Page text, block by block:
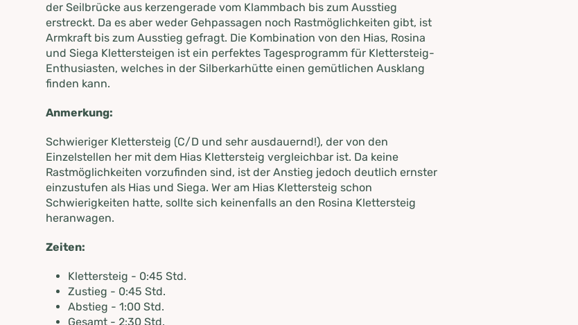
der Seilbrücke aus kerzengerade vom Klammbach bis zum Ausstieg
erstreckt. Da es aber weder Gehpassagen noch Rastmöglichkeiten gibt, ist
Armkraft bis zum Ausstieg gefragt. Die Kombination von den Hias, Rosina
und Siega Klettersteigen ist ein perfektes Tagesprogramm für Klettersteig-
Enthusiasten, welches in der Silberkarhütte einen gemütlichen Ausklang
finden kann.
Anmerkung:
Schwieriger Klettersteig (C/D und sehr ausdauernd!), der von den
Einzelstellen her mit dem Hias Klettersteig vergleichbar ist. Da keine
Rastmöglichkeiten vorzufinden sind, ist der Anstieg jedoch deutlich ernster
einzustufen als Hias und Siega. Wer am Hias Klettersteig schon
Schwierigkeiten hatte, sollte sich keinenfalls an den Rosina Klettersteig
heranwagen.
Zeiten:
Klettersteig - 0:45 Std.
Zustieg - 0:45 Std.
Abstieg - 1:00 Std.
Gesamt - 2:30 Std.